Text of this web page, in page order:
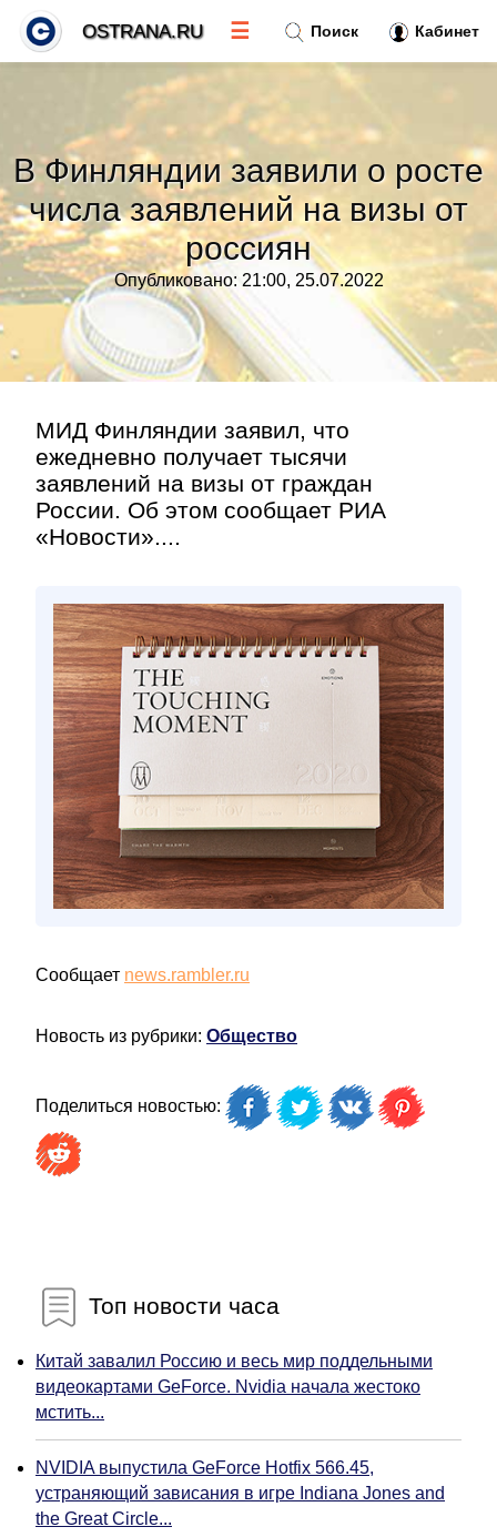
В Финляндии заявили о росте
числа заявлений на визы от
россиян
Опубликовано: 21:00, 25.07.2022
МИД Финляндии заявил, что
ежедневно получает тысячи
заявлений на визы от граждан
России. Об этом сообщает РИА
«Новости»....
Сообщает news.rambler.ru
Новость из рубрики: Общество
Поделиться новостью:
Топ новости часа
Китай завалил Россию и весь мир поддельными
видеокартами GeForce. Nvidia начала жестоко
мстить...
NVIDIA выпустила GeForce Hotfix 566.45,
устраняющий зависания в игре Indiana Jones and
the Great Circle...
Поиск Кабинет
OSTRANA.RU ☰
Тренды новостей »
Рубрики»
Правила
Контакт»